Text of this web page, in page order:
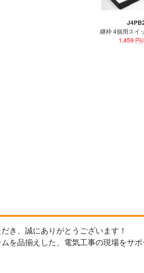
継枠 4個用スイ
1,459 円
き、誠にありがとうございます！
を品揃えした、電気工事の現場をサ